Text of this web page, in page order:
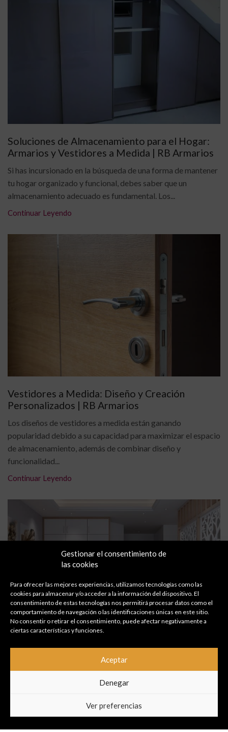
Gestionar el consentimiento de
las cookies
Para ofrecer las mejores experiencias, utilizamos tecnologías como las
cookies para almacenar y/o acceder a la información del dispositivo. El
consentimiento de estas tecnologías nos permitirá procesar datos como el
comportamiento de navegación o las identificaciones únicas en este sitio.
No consentir o retirar el consentimiento, puede afectar negativamente a
ciertas características y funciones.
Aceptar
Denegar
Ver preferencias
Soluciones de Almacenamiento para el Hogar:
Armarios y Vestidores a Medida | RB Armarios
Si has incursionado en la búsqueda de una forma de mantener
tu hogar organizado y funcional, debes saber que un
almacenamiento adecuado es fundamental. Los...
Continuar Leyendo
Vestidores a Medida: Diseño y Creación
Personalizados | RB Armarios
Los diseños de vestidores a medida están ganando
popularidad debido a su capacidad para maximizar el espacio
de almacenamiento, además de combinar diseño y
funcionalidad...
Continuar Leyendo
Diseño y Fabricación de Armarios
Personalizados en Madrid | RB Armarios
Los armarios son elementos fundamentales en cualquier
hogar, ya que te permiten mantener el orden y la organización
de tus prendas. Pero muchas veces es...